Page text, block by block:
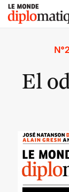
Skip
content
Le monde
El